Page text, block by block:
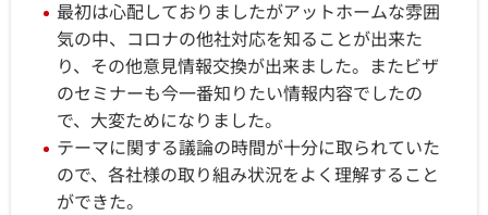
最初は心配しておりましたがアットホームな雰囲
気の中、コロナの他社対応を知ることが出来た
り、その他意見情報交換が出来ました。またビザ
のセミナーも今一番知りたい情報内容でしたの
で、大変ためになりました。
テーマに関する議論の時間が十分に取られていた
ので、各社様の取り組み状況をよく理解すること
ができた。